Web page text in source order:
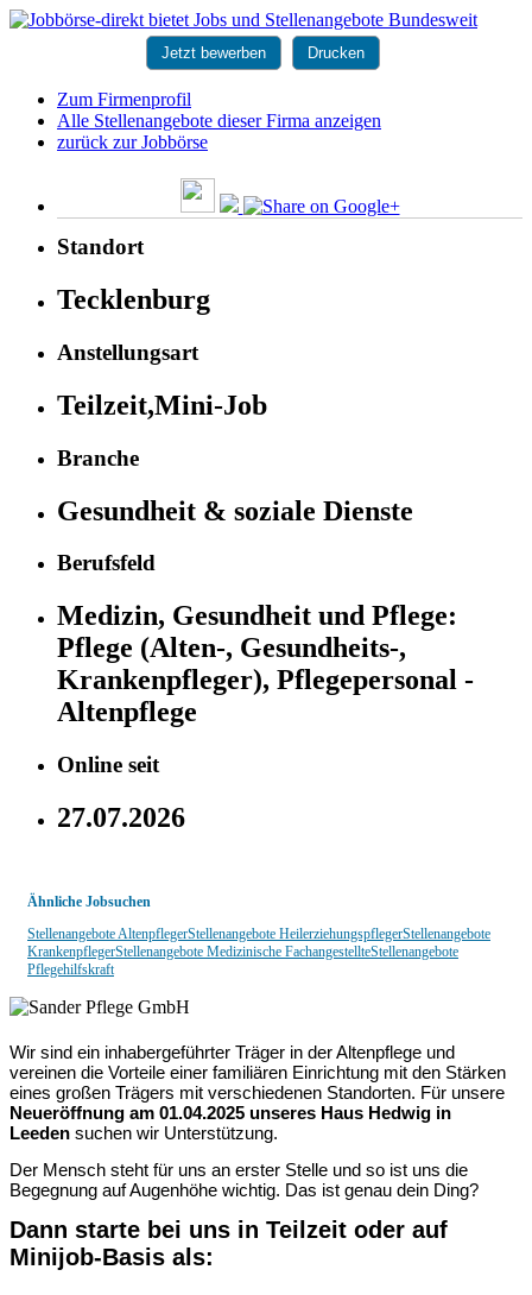
Jetzt bewerben Drucken
Zum Firmenprofil
Alle Stellenangebote dieser Firma anzeigen
zurück zur Jobbörse
Standort
Tecklenburg
Anstellungsart
Teilzeit,Mini-Job
Branche
Gesundheit & soziale Dienste
Berufsfeld
Medizin, Gesundheit und Pflege:
Pflege (Alten-, Gesundheits-,
Krankenpfleger), Pflegepersonal -
Altenpflege
Online seit
27.07.2026
Ähnliche Jobsuchen
Stellenangebote AltenpflegerStellenangebote HeilerziehungspflegerStellenangebote
KrankenpflegerStellenangebote Medizinische FachangestellteStellenangebote
Pflegehilfskraft
Wir sind ein inhabergeführter Träger in der Altenpflege und
vereinen die Vorteile einer familiären Einrichtung mit den Stärken
eines großen Trägers mit verschiedenen Standorten. Für unsere
Neueröffnung am 01.04.2025 unseres Haus Hedwig in
Leeden suchen wir Unterstützung.
Der Mensch steht für uns an erster Stelle und so ist uns die
Begegnung auf Augenhöhe wichtig. Das ist genau dein Ding?
Dann starte bei uns in Teilzeit oder auf
Minijob-Basis als: